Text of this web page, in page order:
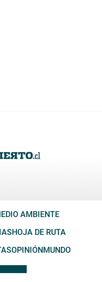
AMBIENTE
HOJA DE RUTA
OPINIÓNMUNDO